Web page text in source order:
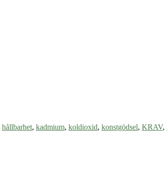
hållbarhet, kadmium, koldioxid, konstgödsel, KRAV,